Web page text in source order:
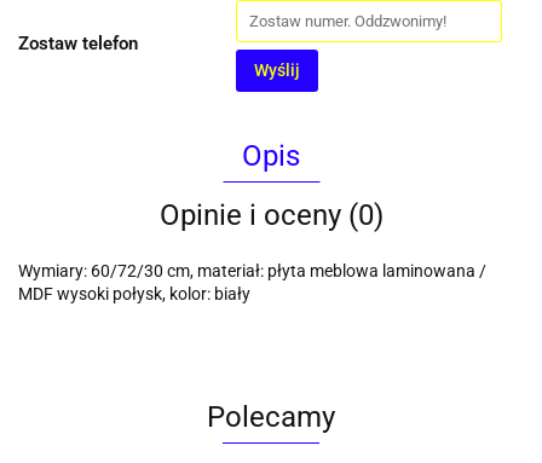
Zostaw telefon
Wyślij
Opis
Opinie i oceny (0)
Wymiary: 60/72/30 cm, materiał: płyta meblowa laminowana /
MDF wysoki połysk, kolor: biały
Polecamy